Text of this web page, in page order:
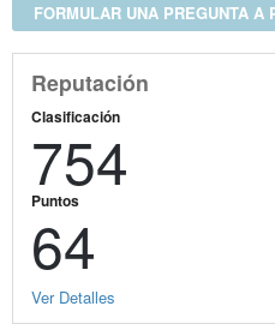
FORMULAR UNA PREGUNTA A
Reputación
Clasificación
754
Puntos
64
Ver Detalles